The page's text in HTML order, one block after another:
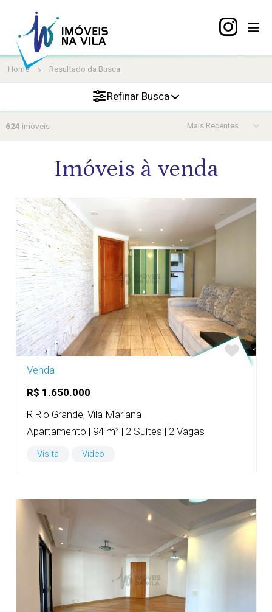
Home
Vila
Mariana
Sobre
nós
Contato
Home Resultado da Busca
Refinar Busca
624 imóveis
Imóveis à venda
Venda
R$ 1.650.000
R Rio Grande, Vila Mariana
Apartamento | 94 m² | 2 Suítes | 2 Vagas
Visita Vídeo